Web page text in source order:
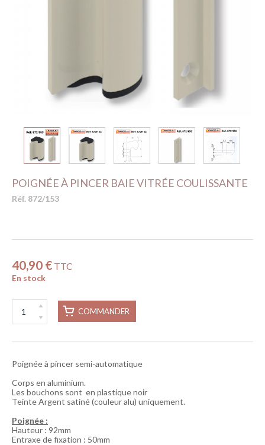
POIGNÉE À PINCER BAIE VITRÉE COULISSANTE
Réf. 872/153
40,90 € TTC
En stock
COMMANDER
Poignée à pincer semi-automatique
Corps en aluminium.
Les bouchons sont en plastique noir
Teinte Argent satiné (couleur alu) uniquement.
Poignée :
Hauteur : 92mm
Entraxe de fixation : 50mm